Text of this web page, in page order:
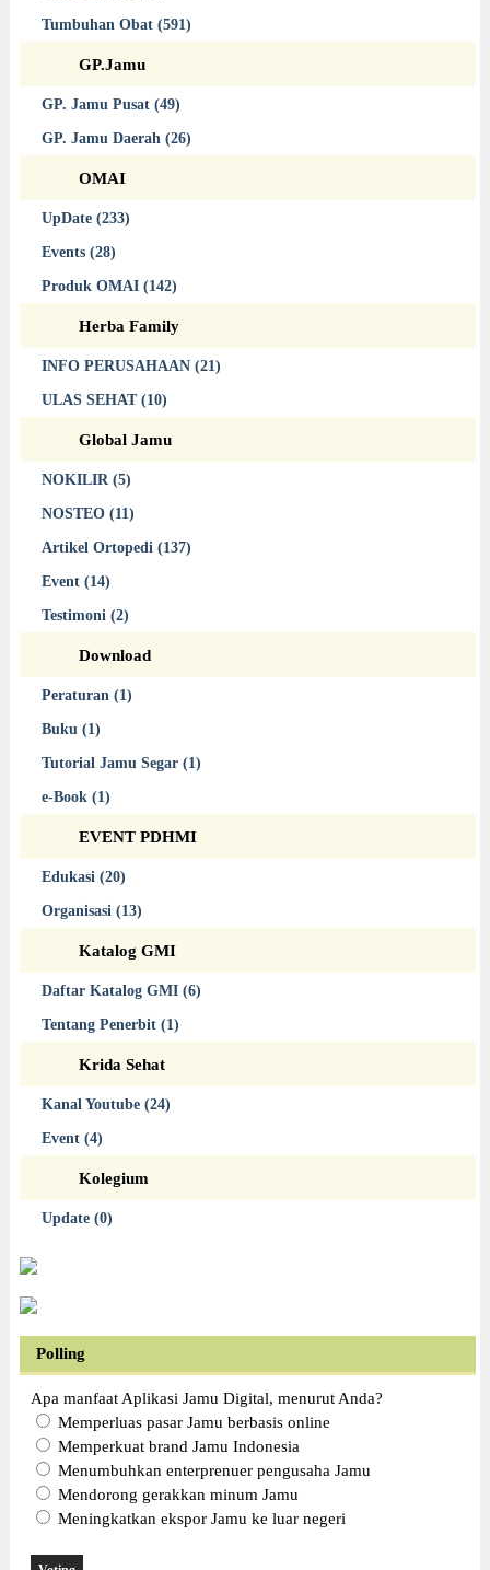
Tumbuhan Obat (591)
GP.Jamu
GP. Jamu Pusat (49)
GP. Jamu Daerah (26)
OMAI
UpDate (233)
Events (28)
Produk OMAI (142)
Herba Family
INFO PERUSAHAAN (21)
ULAS SEHAT (10)
Global Jamu
NOKILIR (5)
NOSTEO (11)
Artikel Ortopedi (137)
Event (14)
Testimoni (2)
Download
Peraturan (1)
Buku (1)
Tutorial Jamu Segar (1)
e-Book (1)
EVENT PDHMI
Edukasi (20)
Organisasi (13)
Katalog GMI
Daftar Katalog GMI (6)
Tentang Penerbit (1)
Krida Sehat
Kanal Youtube (24)
Event (4)
Kolegium
Update (0)
Polling
Apa manfaat Aplikasi Jamu Digital, menurut Anda?
Memperluas pasar Jamu berbasis online
Memperkuat brand Jamu Indonesia
Menumbuhkan enterprenuer pengusaha Jamu
Mendorong gerakkan minum Jamu
Meningkatkan ekspor Jamu ke luar negeri